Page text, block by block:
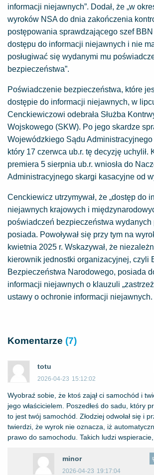
informacji niejawnych”. Dodał, że „w
wyroków NSA do dnia zakończenia
postępowania sprawdzającego szef
dostępu do informacji niejawnych i nie
posługiwać się wydanymi mu
bezpieczeństwa”.
Poświadczenie bezpieczeństwa, które
dostępie do informacji niejawnych, w
Cenckiewiczowi odebrała Służba
Wojskowego (SKW). Po jego skardze
Wojewódzkiego Sądu Administracyjnego
który 17 czerwca ub.r. tę decyzję uchylił.
premiera 5 sierpnia ub.r. wniosła do
Administracyjnego skargi kasacyjne od
Cenckiewicz utrzymywał, że „dostęp do
niejawnych krajowych i
poświadczeń bezpieczeństwa wydanych
posiada. Powoływał się przy tym na
kwietnia 2025 r. Wskazywał, że
kierownik jednostki organizacyjnej, czyli
Bezpieczeństwa Narodowego, posiada
informacji niejawnych o klauzuli
ustawy o ochronie informacji niejawnych.
Komentarze (7)
totu
2026-04-23 15:12:02
Wyobraź sobie, że ktoś zajął ci samochód i
jego właścicielem. Poszedłeś do sadu, który
to jest twój samochód. Złodziej odwołał się i
twierdzi, że wyrok nie oznacza, iż
prawo do samochodu. Takich ludzi
minor
2026-04-23 19:17:04